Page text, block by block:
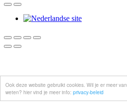
Ook deze website gebruikt cookies. Wil je er meer van
weten? hier vind je meer info: privacy-beleid